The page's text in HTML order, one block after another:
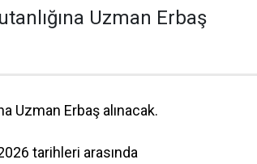
Uzman Erbaş
Uzman Erbaş alınacak.
tarihleri arasında